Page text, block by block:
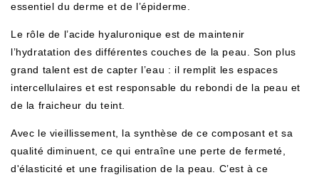
essentiel du derme et de l’épiderme.
Le rôle de l’acide hyaluronique est de maintenir
l’hydratation des différentes couches de la peau. Son plus
grand talent est de capter l’eau : il remplit les espaces
intercellulaires et est responsable du rebondi de la peau et
de la fraicheur du teint.
Avec le vieillissement, la synthèse de ce composant et sa
qualité diminuent, ce qui entraîne une perte de fermeté,
d'élasticité et une fragilisation de la peau. C’est à ce